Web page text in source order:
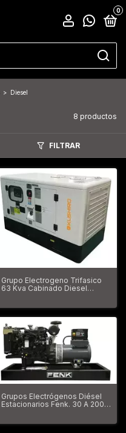
0
> Diesel
8 productos
FILTRAR
Grupo Electrogeno Trifasico
63 Kva Cabinado Diesel
Grupos Electrógenos Diésel
Estacionarios Fenk. 30 A 2000